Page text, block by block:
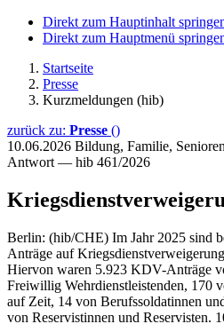
Direkt zum Hauptinhalt
Direkt zum Hauptmenü
Startseite
Presse
Kurzmeldungen (hib)
zurück zu: Presse ()
10.06.2026 Bildung, Familie,
Antwort — hib 461/2026
Berlin: (hib/CHE) Im Jahr 2025 sind
Anträge auf
Hiervon waren 5.923 KDV-Anträge
Freiwillig Wehrdienstleistenden, 170
auf Zeit, 14 von Berufssoldatinnen
von Reservistinnen und Reservisten.